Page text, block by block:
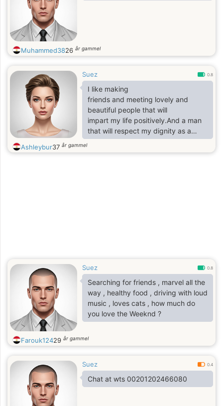
Muhammed3826 år gammel
Suez 0.8
I like making
friends and meeting lovely and
beautiful people that will
impart my life positively.And a man
that will respect my dignity as a
woman
Ashleybur37 år gammel
Suez 0.8
Searching for friends , marvel all the
way , healthy food , driving with loud
music , loves cats , how much do
you love the Weeknd ?
Farouk12429 år gammel
Suez 0.4
Chat at wts 00201202466080